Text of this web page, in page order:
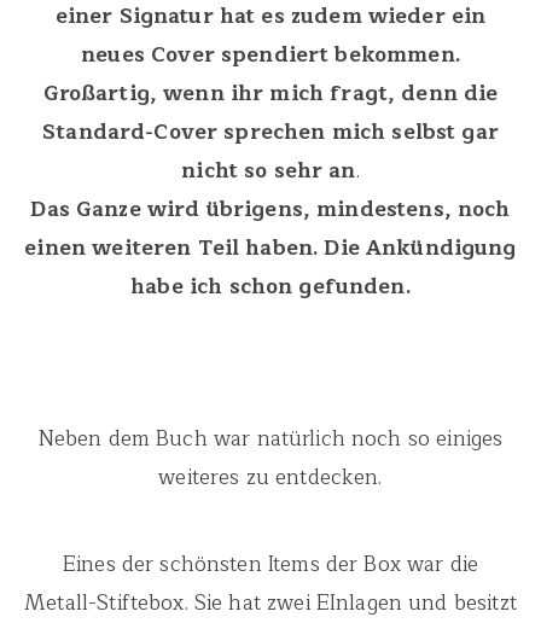
einer Signatur hat es zudem wieder ein
neues Cover spendiert bekommen.
Großartig, wenn ihr mich fragt, denn die
Standard-Cover sprechen mich selbst gar
nicht so sehr an.
Das Ganze wird übrigens, mindestens, noch
einen weiteren Teil haben. Die Ankündigung
habe ich schon gefunden.
Neben dem Buch war natürlich noch so einiges
weiteres zu entdecken.
Eines der schönsten Items der Box war die
Metall-Stiftebox. Sie hat zwei EInlagen und besitzt